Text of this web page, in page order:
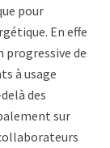
pour
En effet,
des
à usage
des
sur